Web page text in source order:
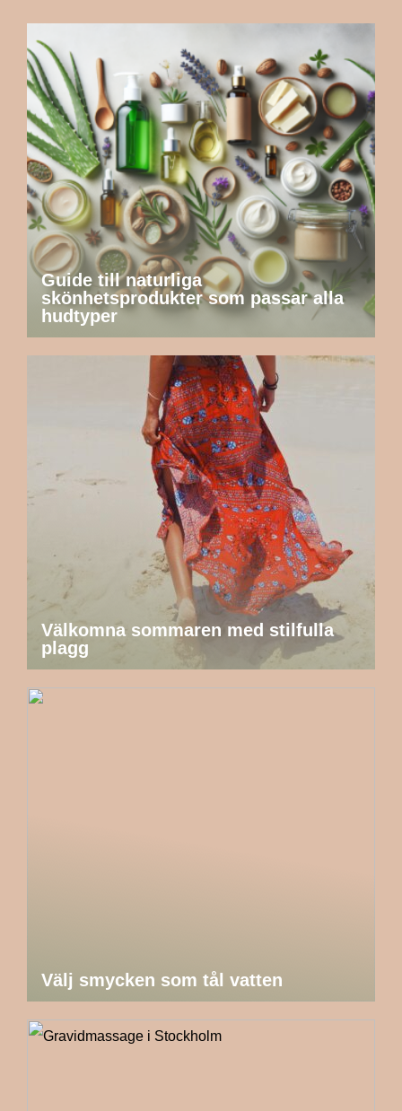
Guide till naturliga
skönhetsprodukter som passar alla
hudtyper
Välkomna sommaren med stilfulla
plagg
Välj smycken som tål vatten